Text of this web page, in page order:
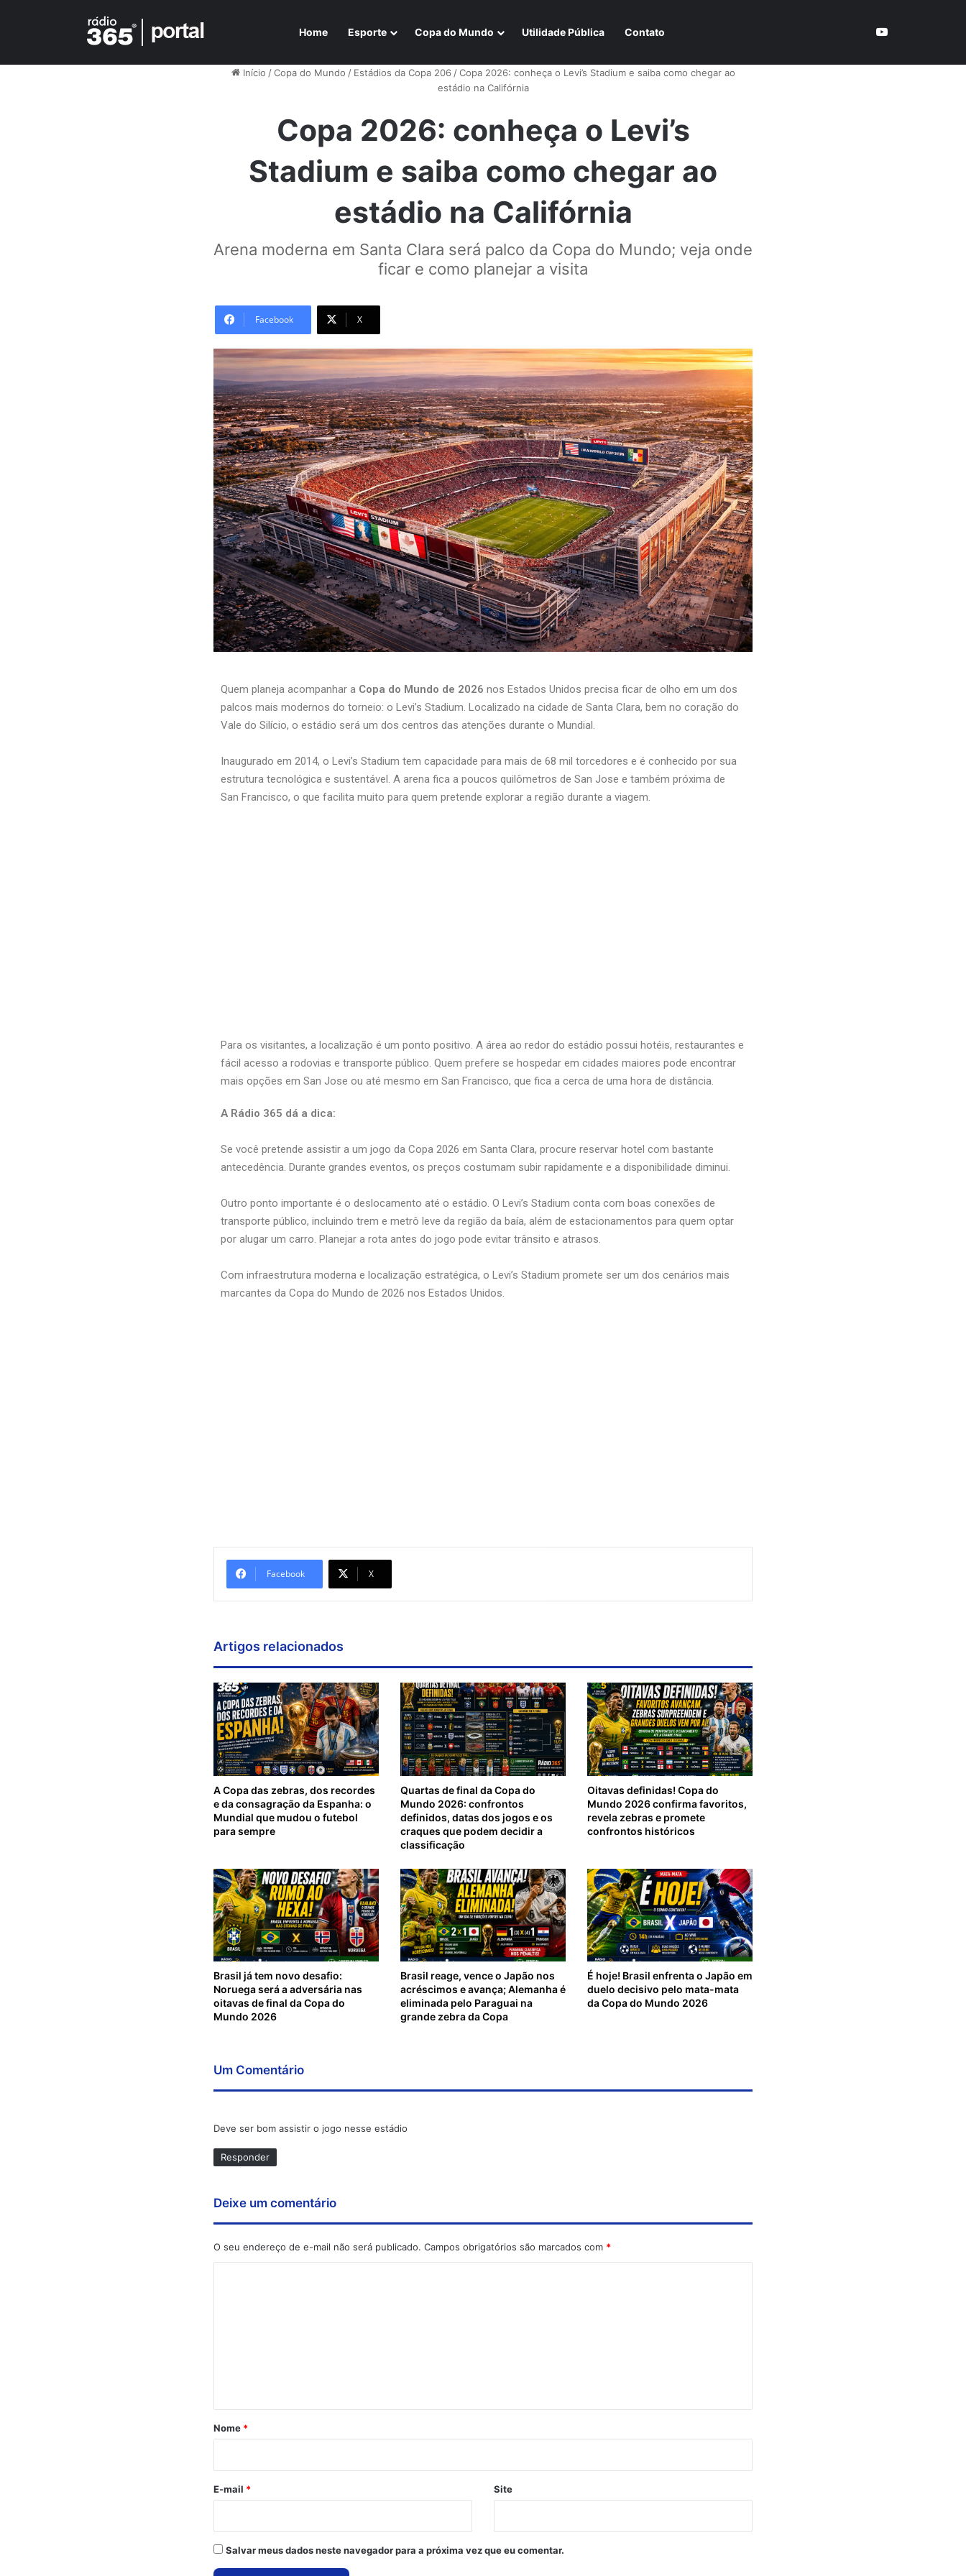
Home Esporte Copa do Mundo Utilidade Pública Contato
Início / Copa do Mundo / Estádios da Copa 206 / Copa 2026: conheça o Levi’s Stadium e saiba como chegar ao
estádio na Califórnia
Copa 2026: conheça o Levi’s
Stadium e saiba como chegar ao
estádio na Califórnia
Arena moderna em Santa Clara será palco da Copa do Mundo; veja onde
ficar e como planejar a visita
Facebook X
Quem planeja acompanhar a Copa do Mundo de 2026 nos Estados Unidos precisa ficar de olho em um dos
palcos mais modernos do torneio: o Levi’s Stadium. Localizado na cidade de Santa Clara, bem no coração do
Vale do Silício, o estádio será um dos centros das atenções durante o Mundial.
Inaugurado em 2014, o Levi’s Stadium tem capacidade para mais de 68 mil torcedores e é conhecido por sua
estrutura tecnológica e sustentável. A arena fica a poucos quilômetros de San Jose e também próxima de
San Francisco, o que facilita muito para quem pretende explorar a região durante a viagem.
Para os visitantes, a localização é um ponto positivo. A área ao redor do estádio possui hotéis, restaurantes e
fácil acesso a rodovias e transporte público. Quem prefere se hospedar em cidades maiores pode encontrar
mais opções em San Jose ou até mesmo em San Francisco, que fica a cerca de uma hora de distância.
A Rádio 365 dá a dica:
Se você pretende assistir a um jogo da Copa 2026 em Santa Clara, procure reservar hotel com bastante
antecedência. Durante grandes eventos, os preços costumam subir rapidamente e a disponibilidade diminui.
Outro ponto importante é o deslocamento até o estádio. O Levi’s Stadium conta com boas conexões de
transporte público, incluindo trem e metrô leve da região da baía, além de estacionamentos para quem optar
por alugar um carro. Planejar a rota antes do jogo pode evitar trânsito e atrasos.
Com infraestrutura moderna e localização estratégica, o Levi’s Stadium promete ser um dos cenários mais
marcantes da Copa do Mundo de 2026 nos Estados Unidos.
Facebook X
Artigos relacionados
A Copa das zebras, dos recordes
e da consagração da Espanha: o
Mundial que mudou o futebol
para sempre
Quartas de final da Copa do
Mundo 2026: confrontos
definidos, datas dos jogos e os
craques que podem decidir a
classificação
Oitavas definidas! Copa do
Mundo 2026 confirma favoritos,
revela zebras e promete
confrontos históricos
Brasil já tem novo desafio:
Noruega será a adversária nas
oitavas de final da Copa do
Mundo 2026
Brasil reage, vence o Japão nos
acréscimos e avança; Alemanha é
eliminada pelo Paraguai na
grande zebra da Copa
É hoje! Brasil enfrenta o Japão em
duelo decisivo pelo mata-mata
da Copa do Mundo 2026
Um Comentário
Deve ser bom assistir o jogo nesse estádio
Responder
Deixe um comentário
O seu endereço de e-mail não será publicado. Campos obrigatórios são marcados com *
r
*
Nome *
E-mail * Site
Salvar meus dados neste navegador para a próxima vez que eu comentar.